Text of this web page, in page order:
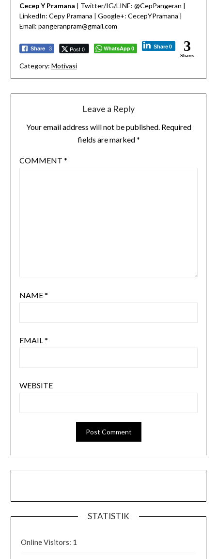
Cecep Y Pramana | Twitter/IG/LINE: @CepPangeran |
LinkedIn: Cepy Pramana | Google+: CecepYPramana |
Email: pangeranpram@gmail.com
Share 3 Post 0 WhatsApp 0 Share 0 3
Shares
Category: Motivasi
Leave a Reply
Your email address will not be published. Required
fields are marked*
COMMENT *
NAME*
EMAIL*
WEBSITE
STATISTIK
Online Visitors: 1